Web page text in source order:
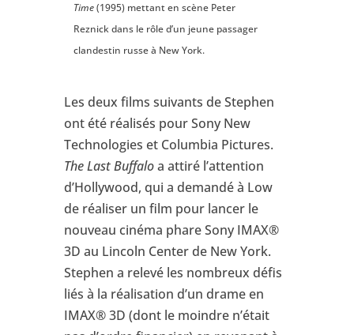
Time(1995) mettant en scène Peter
Reznick dans le rôle d’un jeune passager
clandestin russe à New York.
Les deux films suivants de Stephen
ont été réalisés pour Sony New
Technologies et Columbia Pictures.
The Last Buffaloa attiré l’attention
d’Hollywood, qui a demandé à Low
de réaliser un film pour lancer le
nouveau cinéma phare Sony IMAX®
3D au Lincoln Center de New York.
Stephen a relevé les nombreux défis
liés à la réalisation d’un drame en
IMAX® 3D (dont le moindre n’était